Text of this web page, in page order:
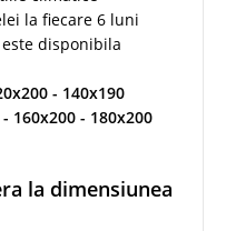
la fiecare 6 luni
disponibila
- 140x190
160x200 - 180x200
la dimensiunea